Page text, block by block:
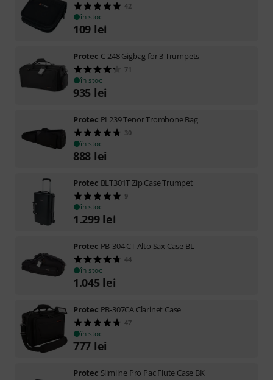
42
în stoc
109 lei
Protec C-248 Gigbag for 3 Trumpets
71
în stoc
935 lei
Protec PL239 Tenor Trombone Bag
30
în stoc
888 lei
Protec BLT301T Zip Case Trumpet
9
în stoc
1.299 lei
Protec PB-304 CT Alto Sax Case BL
44
în stoc
1.045 lei
Protec PB-307CA Clarinet Case
47
în stoc
777 lei
Protec Slimline Pro Pac Flute Case BK